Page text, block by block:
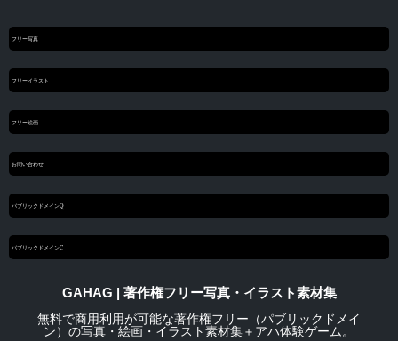
フリー写真
フリーイラスト
フリー絵画
お問い合わせ
パブリックドメインQ
パブリックドメインC
GAHAG | 著作権フリー写真・イラスト素材集
無料で商用利用が可能な著作権フリー（パブリックドメイ
ン）の写真・絵画・イラスト素材集＋アハ体験ゲーム。